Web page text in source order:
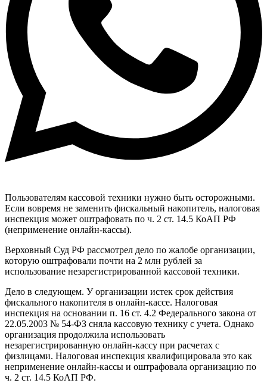
Пользователям кассовой техники нужно быть осторожными.
Если вовремя не заменить фискальный накопитель, налоговая
инспекция может оштрафовать по ч. 2 ст. 14.5 КоАП РФ
(неприменение онлайн-кассы).
Верховный Суд РФ рассмотрел дело по жалобе организации,
которую оштрафовали почти на 2 млн рублей за
использование незарегистрированной кассовой техники.
Дело в следующем. У организации истек срок действия
фискального накопителя в онлайн-кассе. Налоговая
инспекция на основании п. 16 ст. 4.2 Федерального закона от
22.05.2003 № 54-ФЗ сняла кассовую технику с учета. Однако
организация продолжила использовать
незарегистрированную онлайн-кассу при расчетах с
физлицами. Налоговая инспекция квалифицировала это как
неприменение онлайн-кассы и оштрафовала организацию по
ч. 2 ст. 14.5 КоАП РФ.